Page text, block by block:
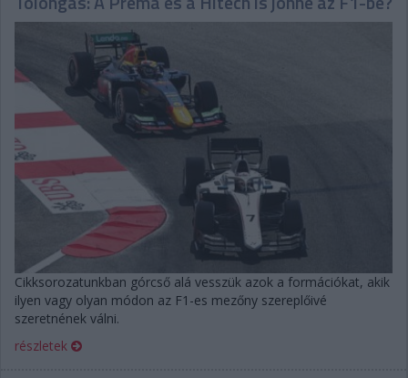
Cikksorozatunkban górcső alá vesszük azok a formációkat, akik
ilyen vagy olyan módon az F1-es mezőny szereplőivé
szeretnének válni.
részletek